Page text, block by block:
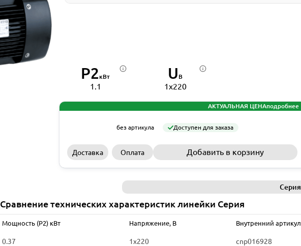
P2кВт
1.1
U В
1x220
АКТУАЛЬНАЯ ЦЕНАподробнее
без артикула Доступен для заказа
Доставка Оплата Добавить в корзину
Серия
Сравнение технических характеристик линейки Серия
Мощность (P2) кВт Напряжение, В Внутренний артикул
0.37 1x220 cnp016928